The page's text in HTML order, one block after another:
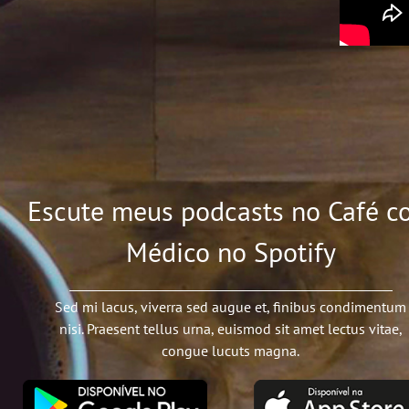
Escute meus podcasts no Café
Médico no Spotify
Sed mi lacus, viverra sed augue et, finibus condimentum
nisi. Praesent tellus urna, euismod sit amet lectus vitae,
congue lucuts magna.